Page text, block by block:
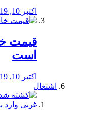
اکتبر 10, 2019
قیمت
است
اکتبر 10, 2019
اشتغال